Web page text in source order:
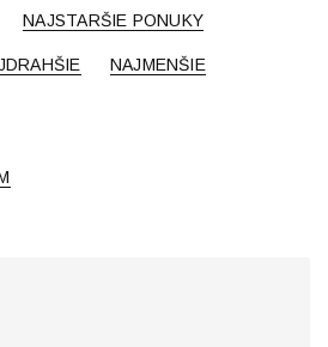
NAJSTARŠIE PONUKY
NAJMENŠIE